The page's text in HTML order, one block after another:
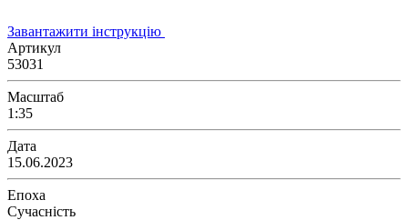
Завантажити інструкцію
Артикул
53031
Масштаб
1:35
Дата
15.06.2023
Епоха
Сучасність